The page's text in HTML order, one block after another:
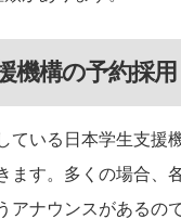
機構の予約採用
ている日本学生支援
ます。多くの場合、
アナウンスがあるの